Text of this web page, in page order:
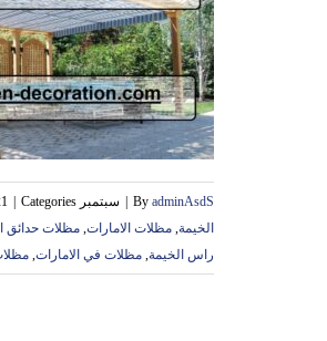
By adminAsdS سبتمبر 21st, 2021 Categories:
الخيمة, مظلات الامارات, مظلات حدائق
راس الخيمة, مظلات في الامارات,